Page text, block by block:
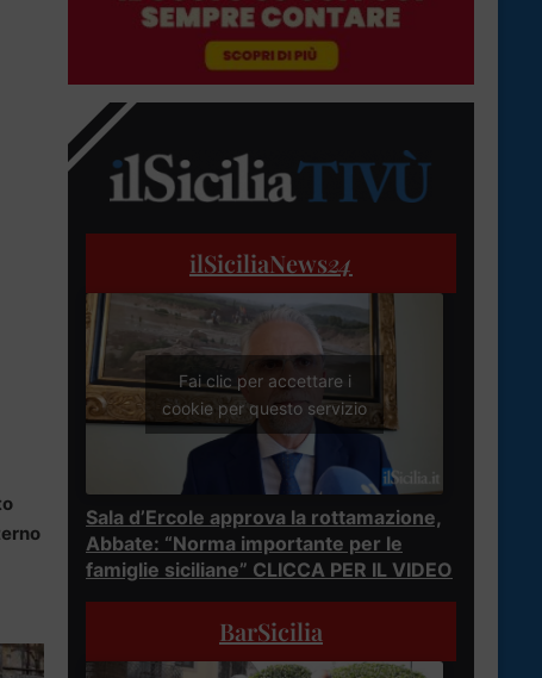
ilSiciliaNews24
Fai clic per accettare i
cookie per questo servizio
Sala d’Ercole approva la rottamazione,
Abbate: “Norma importante per le
famiglie siciliane” CLICCA PER IL VIDEO
BarSicilia